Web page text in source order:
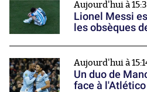
Aujourd'hui à
Lionel Messi
les obsèques
Aujourd'hui à
Un duo de
face à